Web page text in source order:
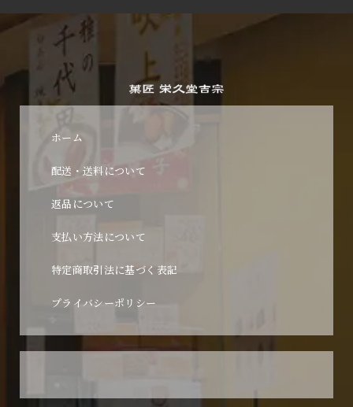
ホーム
配送・送料について
返品について
支払い方法について
特定商取引法に基づく表記
プライバシーポリシー